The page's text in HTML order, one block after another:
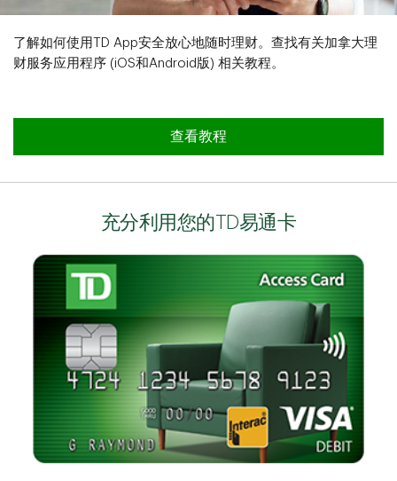
了解如何使用TD App安全放心地随时理财。查找有关加拿大理
财服务应用程序 (iOS和Android版) 相关教程。
查看教程
充分利用您的TD易通卡